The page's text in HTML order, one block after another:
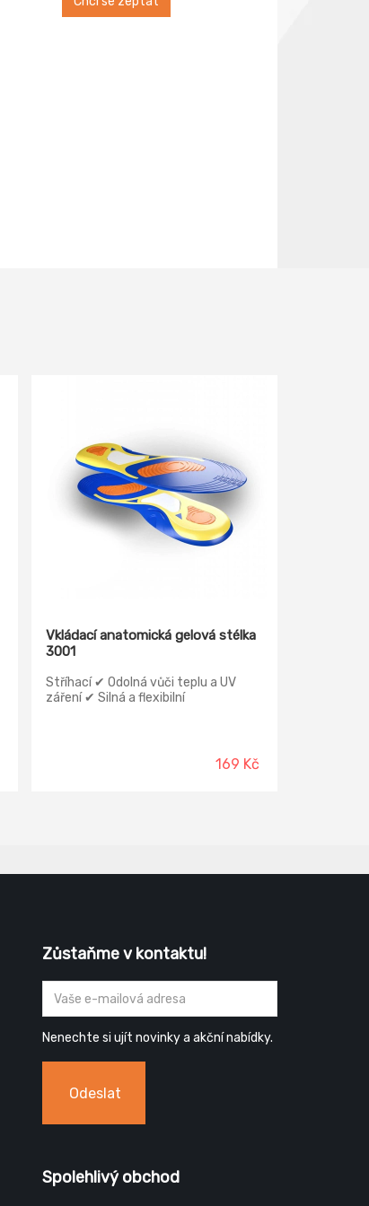
Vkládací anatomická gelová stélka
3001
Stříhací ✔ Odolná vůči teplu a UV
záření ✔ Silná a flexibilní
169 Kč
Zůstaňme v kontaktu!
Nenechte si ujít novinky a akční nabídky.
Odeslat
Spolehlivý obchod